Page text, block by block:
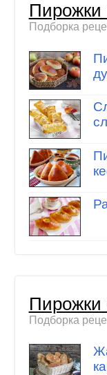
Пирожки
Подборка
Пирожки
Подборка